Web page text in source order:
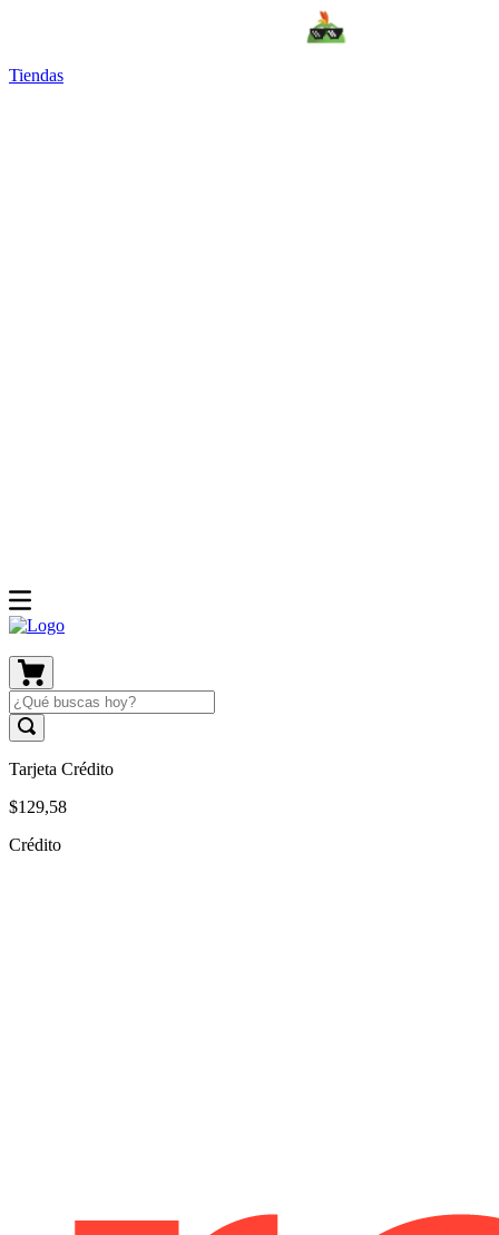
Tiendas
Tarjeta Crédito
$129,58
Crédito